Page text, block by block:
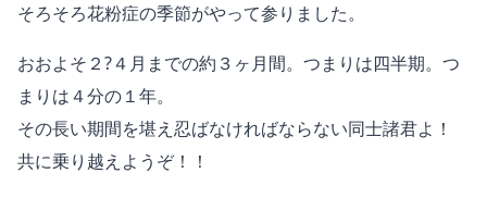
そろそろ花粉症の季節がやって参りました。
おおよそ２?４月までの約３ヶ月間。つまりは四半期。つ
まりは４分の１年。
その長い期間を堪え忍ばなければならない同士諸君よ！
共に乗り越えようぞ！！